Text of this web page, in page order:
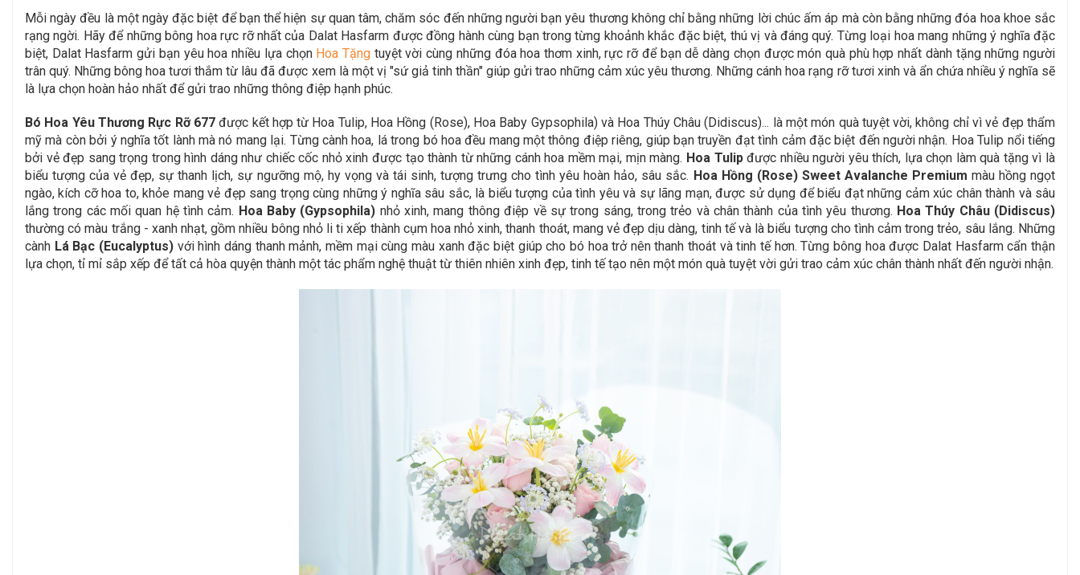
Mỗi ngày đều là một ngày đặc biệt để bạn thể hiện sự quan tâm, chăm sóc đến những người bạn yêu thương không chỉ bằng những lời chúc ấm áp mà còn bằng những đóa hoa khoe sắc
rạng ngời. Hãy đểnhững bông hoa rực rỡ nhất của Dalat Hasfarm được đồng hành cùng bạn trongtừng khoảnh khắc đặc biệt, thú vị và đáng quý. Từng loại hoa mang những ý nghĩa đặc
biệt, Dalat Hasfarm gửi bạn yêu hoa nhiều lựa chọn Hoa Tặngtuyệt vời cùng những đóa hoa thơm xinh, rực rỡ để bạn dễ dàng chọn được món quà phù hợp nhất dành tặng những người
trân quý. Những bông hoa tươi thắm từ lâu đã được xem là một vị "sứ giả tinh thần" giúp gửi trao những cảm xúc yêu thương. Những cánh hoa rạng rỡ tươi xinh và ẩn chứa nhiều ý nghĩa sẽ
là lựa chọn hoàn hảo nhất để gửi trao những thông điệp hạnh phúc.
Bó Hoa Yêu Thương Rực Rỡ 677được kết hợp từ Hoa Tulip, Hoa Hồng (Rose), Hoa Baby Gypsophila) và Hoa Thúy Châu (Didiscus)... là một món quà tuyệt vời, không chỉ vì vẻ đẹp thẩm
mỹ mà còn bởi ý nghĩa tốt lành mà nó mang lại. Từng cành hoa, lá trong bó hoa đều mang một thông điệp riêng, giúp bạn truyền đạt tình cảm đặc biệt đến người nhận. Hoa Tulip nổi tiếng
bởi vẻ đẹp sang trọng trong hình dáng như chiếc cốc nhỏ xinh được tạo thành từ những cánh hoa mềm mại, mịn màng. Hoa Tulipđược nhiều người yêu thích, lựa chọn làm quà tặng vì là
biểu tượng của vẻ đẹp, sự thanh lịch, sự ngưỡng mộ, hy vọng và tái sinh, tượng trưng cho tình yêu hoàn hảo, sâu sắc. Hoa Hồng (Rose) Sweet Avalanche Premium màu hồng ngọt
ngào, kích cỡ hoa to, khỏe mang vẻ đẹp sang trọng cùng những ý nghĩa sâu sắc, là biểu tượng của tình yêu và sự lãng mạn, được sử dụng để biểu đạt những cảm xúc chân thành và sâu
lắng trong các mối quan hệ tình cảm. Hoa Baby (Gypsophila) nhỏ xinh, mang thông điệp về sự trong sáng, trong trẻo và chân thành của tình yêu thương. Hoa Thúy Châu (Didiscus)
thường có màu trắng - xanh nhạt, gồm nhiều bông nhỏ li ti xếp thành cụm hoa nhỏ xinh, thanh thoát, mang vẻ đẹp dịu dàng, tinh tế và là biểu tượng cho tình cảm trong trẻo, sâu lắng. Những
cành Lá Bạc (Eucalyptus) với hình dáng thanh mảnh, mềm mại cùng màu xanh đặc biệt giúp cho bó hoa trở nên thanh thoát và tinh tế hơn.Từng bông hoa được Dalat Hasfarm cẩn thận
lựa chọn, tỉ mỉ sắp xếp để tất cả hòa quyện thành một tác phẩm nghệ thuật từ thiên nhiên xinh đẹp, tinh tế tạo nên một món quà tuyệt vời gửi trao cảm xúc chân thành nhất đến người nhận.